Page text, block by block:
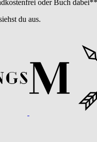
oder Buch
du aus.